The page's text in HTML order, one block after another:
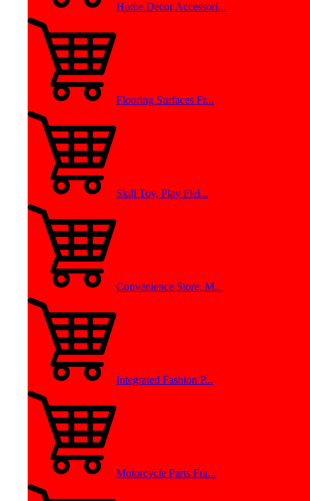
Home Decor Accessori...
Flooring Surfaces Fr...
Skill Toy, Play Fiel...
Convenience Store, M...
Integrated Fashion P...
Motorcycle Parts Fra...